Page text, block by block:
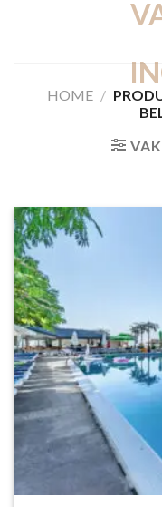
HOME /